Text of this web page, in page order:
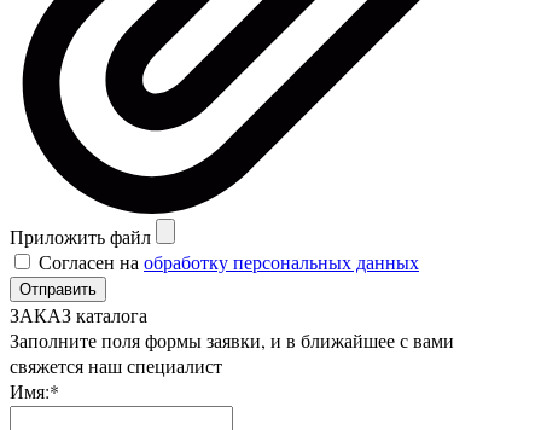
Приложить файл
Согласен на обработку персональных данных
Отправить
ЗАКАЗ каталога
Заполните поля формы заявки, и в ближайшее с вами
свяжется наш специалист
Имя:*